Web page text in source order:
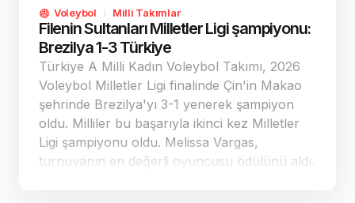
Voleybol Milli Takımlar
Filenin Sultanları Milletler Ligi şampiyonu:
Brezilya 1-3 Türkiye
Türkiye A Milli Kadın Voleybol Takımı, 2026
Voleybol Milletler Ligi finalinde Çin'in Makao
şehrinde Brezilya'yı 3-1 yenerek şampiyon
oldu. Milliler bu başarıyla ikinci kez Milletler
Ligi şampiyonu oldu. Melissa Vargas,
turnuvanın en değerli oyuncusu ödülünü aldı.